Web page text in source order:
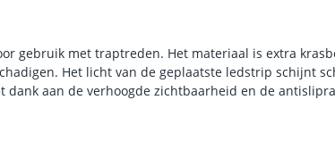
gebruik met traptreden. Het materiaal is extra
Het licht van de geplaatste ledstrip schijnt
dank aan de verhoogde zichtbaarheid en de